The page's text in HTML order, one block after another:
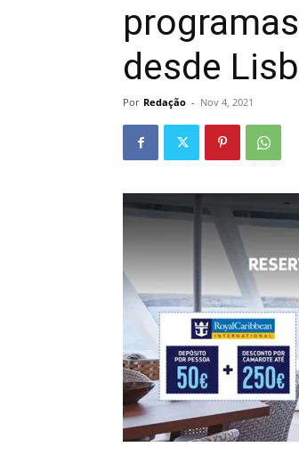
desde
Por Redação - Nov 4, 2021